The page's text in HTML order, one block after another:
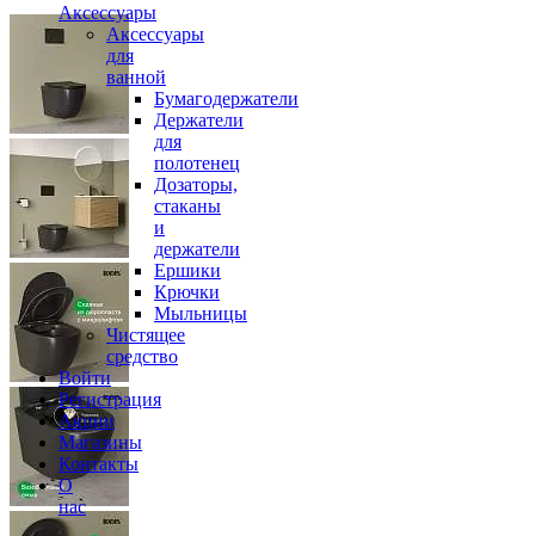
Аксессуары
Аксессуары
для
ванной
Бумагодержатели
Держатели
для
полотенец
Дозаторы,
стаканы
и
держатели
Ершики
Крючки
Мыльницы
Чистящее
средство
Войти
Регистрация
Акции
Магазины
Контакты
О
нас